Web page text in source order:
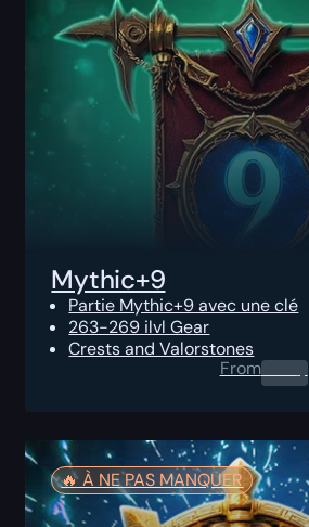
Mythic+9
Partie Mythic+9 avec une clé
263-269 ilvl Gear
Crests and Valorstones
From0.00$
🔥️ À NE PAS MANQUER